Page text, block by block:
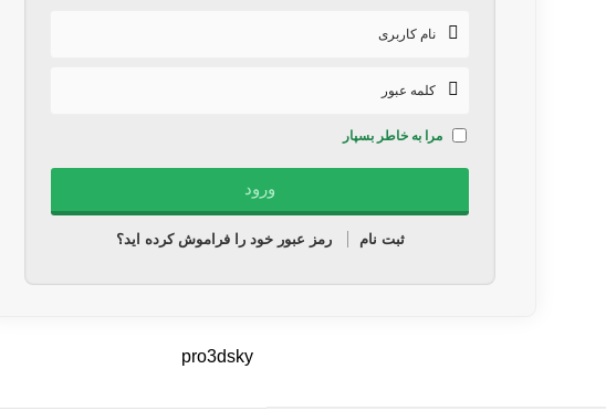
مرا به خاطر بسپار
ثبت نام رمز عبور خود را فراموش کرده اید؟
pro3dsky